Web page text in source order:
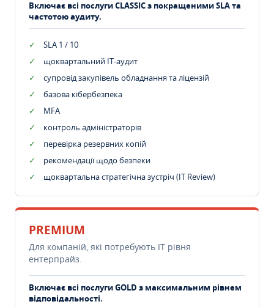
Включає всі послуги CLASSIC з покращеними SLA та
частотою аудиту.
SLA 1 / 10
щоквартальний IT-аудит
супровід закупівель обладнання та ліцензій
базова кібербезпека
MFA
контроль адміністраторів
перевірка резервних копій
рекомендації щодо безпеки
щоквартальна стратегічна зустріч (IT Review)
PREMIUM
Для компаній, які потребують ІТ рівня
ентерпрайз.
Включає всі послуги GOLD з максимальним рівнем
відповідальності.